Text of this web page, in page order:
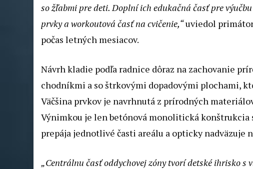
so žľabmi pre deti. Doplní ich edukačná časť pre
prvky a workoutová časť na cvičenie,“uviedol primátor
počas letných mesiacov.
Návrh kladie podľa radnice dôraz na zachovanie
chodníkmi a so štrkovými dopadovými plochami,
Väčšina prvkov je navrhnutá z prírodných
Výnimkou je len betónová monolitická
prepája jednotlivé časti areálu a opticky nadväzuje
„Centrálnu časť oddychovej zóny tvorí detské ihrisko